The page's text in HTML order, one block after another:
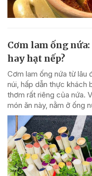
Cơm lam ống
hay hạt nếp?
Cơm lam ống nứa từ lâu
núi, hấp dẫn thực khách
thơm rất riêng của nứa.
món ăn này, nằm ở ống